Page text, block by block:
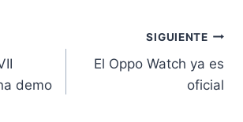
demo
SIGUIENTE
El Oppo Watch ya es
oficial